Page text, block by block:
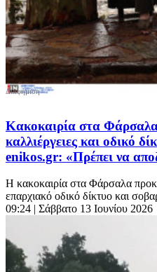
Κακοκαιρία στα
καλλιέργειες και οδικό
enikos.gr: «Πρέπει να
Η κακοκαιρία στα Φάρσαλα
επαρχιακό οδικό δίκτυο και
09:24 | Σάββατο 13 Ιουνίου 2026